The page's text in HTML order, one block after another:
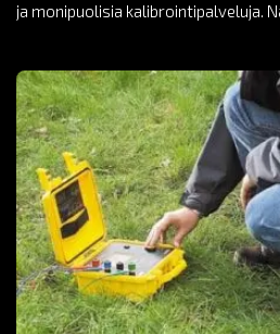
ja monipuolisia kalibrointipalveluja.